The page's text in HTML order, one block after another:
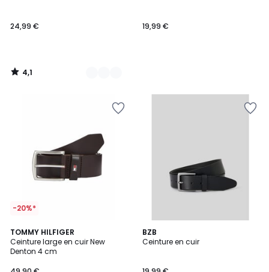
24,99 €
4,1
/
19,99 €
-20%*
TOMMY HILFIGER
Ceinture large en cuir New
Denton 4 cm
BZB
Ceinture en cuir